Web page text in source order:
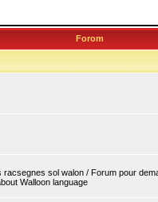
Forom
sol walon / Forum pour
Walloon language